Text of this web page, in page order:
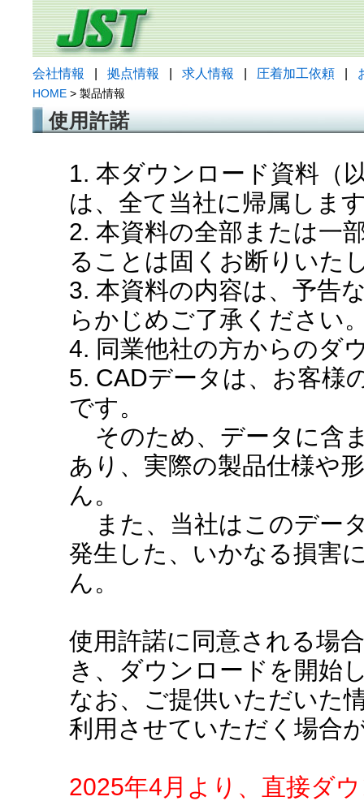
会社情報 拠点情報 求人情報 圧着加工依頼
HOME > 製品情報
使用許諾
1. 本ダウンロード資料（
は、全て当社に帰属しま
2. 本資料の全部または一
ることは固くお断りいた
3. 本資料の内容は、予告
らかじめご了承ください
4. 同業他社の方からのダ
5. CADデータは、お客様
です。
そのため、データに含
あり、実際の製品仕様や
ん。
また、当社はこのデー
発生した、いかなる損害
ん。
使用許諾に同意される場
き、ダウンロードを開始
なお、ご提供いただいた
利用させていただく場合
2025年4月より、直接ダ